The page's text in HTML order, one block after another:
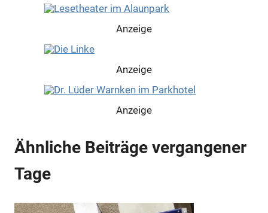
Anzeige
Anzeige
Anzeige
Anzeige
Ähnliche Beiträge vergangener
Tage